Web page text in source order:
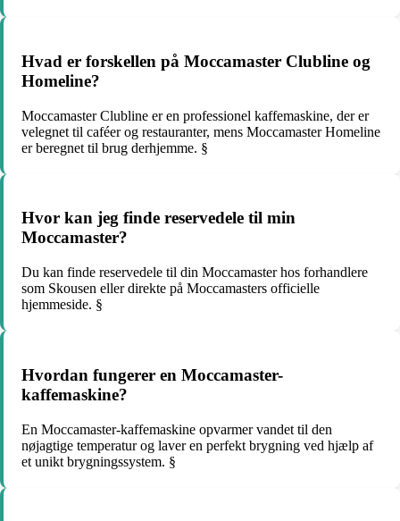
Hvad er forskellen på Moccamaster Clubline og
Homeline?
Moccamaster Clubline er en professionel kaffemaskine, der er
velegnet til caféer og restauranter, mens Moccamaster Homeline
er beregnet til brug derhjemme. §
Hvor kan jeg finde reservedele til min
Moccamaster?
Du kan finde reservedele til din Moccamaster hos forhandlere
som Skousen eller direkte på Moccamasters officielle
hjemmeside. §
Hvordan fungerer en Moccamaster-
kaffemaskine?
En Moccamaster-kaffemaskine opvarmer vandet til den
nøjagtige temperatur og laver en perfekt brygning ved hjælp af
et unikt brygningssystem. §